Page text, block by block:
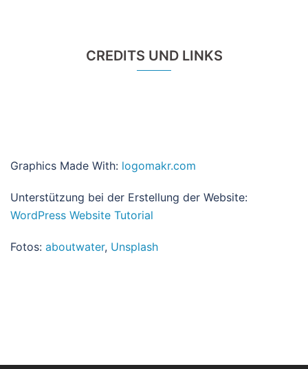
CREDITS UND LINKS
Graphics Made With: logomakr.com
Unterstützung bei der Erstellung der Website:
WordPress Website Tutorial
Fotos: aboutwater, Unsplash